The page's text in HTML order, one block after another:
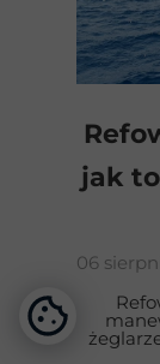
jak
06